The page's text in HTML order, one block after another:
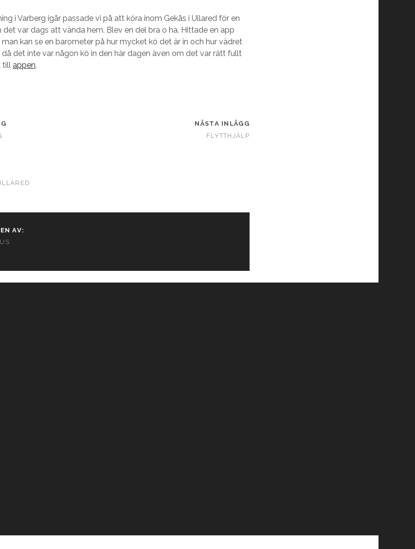
i Varberg igår passade vi på att köra inom Gekås i Ullared för en
det var dags att vända hem. Blev en del bra o ha. Hittade en app
kan se en barometer på hur mycket kö det är in och hur vädret
då det inte var någon kö in den här dagen även om det var rätt fullt
till appen.
NÄSTA INLÄGG
FLYTTHJÄLP
AV: